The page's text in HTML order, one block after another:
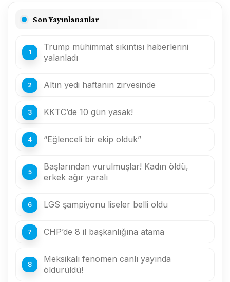
Son Yayınlananlar
Trump mühimmat sıkıntısı haberlerini
yalanladı
Altın yedi haftanın zirvesinde
KKTC’de 10 gün yasak!
“Eğlenceli bir ekip olduk”
Başlarından vurulmuşlar! Kadın öldü,
erkek ağır yaralı
LGS şampiyonu liseler belli oldu
CHP’de 8 il başkanlığına atama
Meksikalı fenomen canlı yayında
öldürüldü!